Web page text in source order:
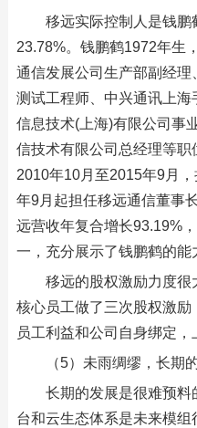
移远实际控制人是钱
23.78%。钱鹏鹤1972年生
通信发展公司生产部副经理
测试工程师、中兴通讯上
信息技术(上海)有限公司事
信技术有限公司总经理等职
2010年10月至2015年9月
年9月起担任移远通信董事
远营收年复合增长93.19%
一，充分展示了钱鹏鹤的能
移远的股权激励力度
核心员工做了三次股权激
员工利益和公司自身绑定，
（5）未雨绸缪，长期
长期的发展是很难预
台和云生态体系是未来模组